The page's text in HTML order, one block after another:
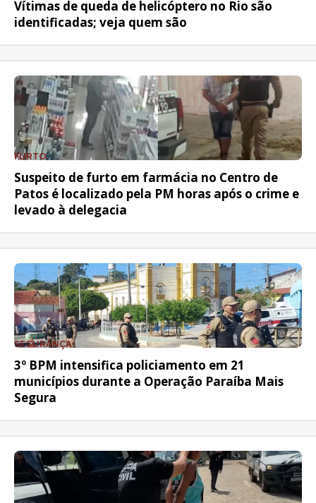
Vítimas de queda de helicóptero no Rio são
identificadas; veja quem são
FURTO
Suspeito de furto em farmácia no Centro de
Patos é localizado pela PM horas após o crime e
levado à delegacia
SEGURANÇA
3º BPM intensifica policiamento em 21
municípios durante a Operação Paraíba Mais
Segura